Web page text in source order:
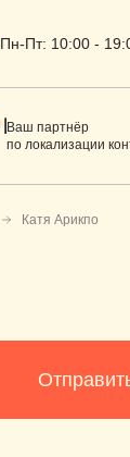
Пн-Пт: 10:00 -
Ваш партнёр
по локализации
Катя Арикпо